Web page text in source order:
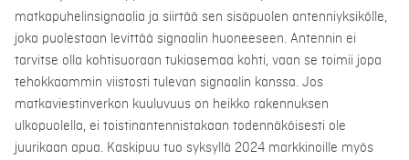
matkapuhelinsignaalia ja siirtää sen sisäpuolen antenniyksikölle,
joka puolestaan levittää signaalin huoneeseen. Antennin ei
tarvitse olla kohtisuoraan tukiasemaa kohti, vaan se toimii jopa
tehokkaammin viistosti tulevan signaalin kanssa. Jos
matkaviestinverkon kuuluvuus on heikko rakennuksen
ulkopuolella, ei toistinantennistakaan todennäköisesti ole
juurikaan apua. Kaskipuu tuo syksyllä 2024 markkinoille myös